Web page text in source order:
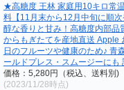
★高糖度 王林 家庭用10キロ常
料【11月末から12月中旬に順
醇な香りと甘み！高糖度内部品
からもぎたてを産地直送 Apple
日のフルーツや健康のため♪ 青
ールドプレス・スムージーにも
価格：5,280円（税込、送料別)
(2023/11/28時点)